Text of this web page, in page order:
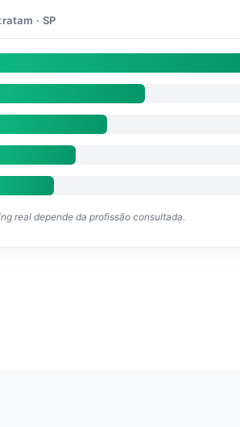
· SP
real depende da profissão consultada.